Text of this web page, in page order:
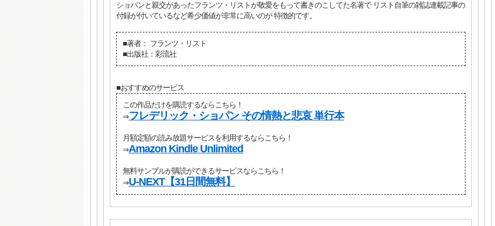
ショパンと親交があったフランツ・リストが敬愛をもって書きのこしてた名著で リスト自筆の雑誌連載記事の
付録が付いているなど希少価値が非常に高いのが 特徴的です。
■著者： フランツ・リスト
■出版社：彩流社
■おすすめのサービス
この作品だけを購読するならこちら！
⇒フレデリック・ショパン その情熱と悲哀 単行本
月額定額の読み放題サービスを利用するならこちら！
⇒Amazon Kindle Unlimited
無料サンプルが購読ができるサービスならこちら！
⇒U-NEXT【31日間無料】